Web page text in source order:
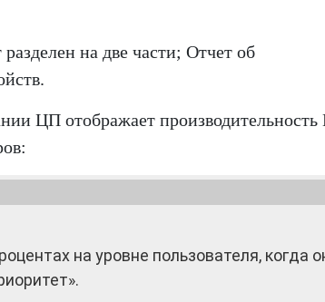
на две части; Отчет об
ЦП отображает
на уровне пользователя, когда